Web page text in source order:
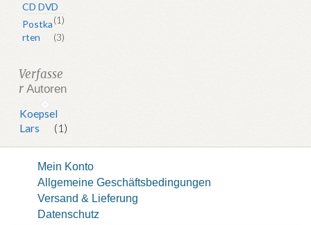
CD DVD
(1)
Postka
rten
(3)
Verfasse
r Autoren
Koepsel
Lars
(1)
Mein Konto
Allgemeine Geschäftsbedingungen
Versand & Lieferung
Datenschutz